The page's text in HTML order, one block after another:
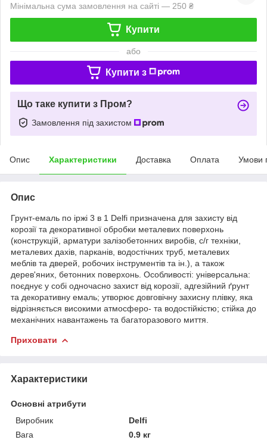
Мінімальна сума замовлення на сайті — 250 ₴
Купити
або
Купити з
Що таке купити з Пром?
Замовлення під захистом
Опис Характеристики Доставка Оплата Умови
Опис
Грунт-емаль по іржі 3 в 1 Delfi призначена для захисту від
корозії та декоративної обробки металевих поверхонь
(конструкцій, арматури залізобетонних виробів, с/г техніки,
металевих дахів, парканів, водостічних труб, металевих
меблів та дверей, робочих інструментів та ін.), а також
дерев'яних, бетонних поверхонь. Особливості: універсальна:
поєднує у собі одночасно захист від корозії, адгезійний ґрунт
та декоративну емаль; утворює довговічну захисну плівку, яка
відрізняється високими атмосферо- та водостійкістю; стійка до
механічних навантажень та багаторазового миття.
Приховати
Характеристики
Основні атрибути
Виробник
Delfi
Вага
0.9 кг